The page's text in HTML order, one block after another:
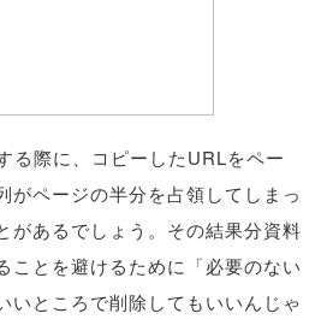
る際に、コピーしたURLをペー
がページの半分を占領してしまっ
があるでしょう。その結果分資料
ことを避けるために「必要のない
いところで削除してもいいんじゃ